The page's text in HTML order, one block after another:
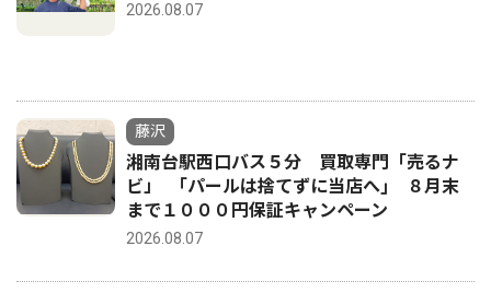
2026.08.07
藤沢
湘南台駅西口バス５分 買取専門「売るナ
ビ」 ｢パールは捨てずに当店へ｣ ８月末
まで１０００円保証キャンペーン
2026.08.07